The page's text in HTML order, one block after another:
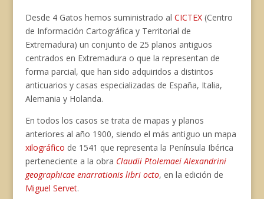
Desde 4 Gatos hemos suministrado al CICTEX(Centro
de Información Cartográfica y Territorial de
Extremadura) un conjunto de 25 planos antiguos
centrados en Extremadura o que la representan de
forma parcial, que han sido adquiridos a distintos
anticuarios y casas especializadas de España, Italia,
Alemania y Holanda.
En todos los casos se trata de mapas y planos
anteriores al año 1900, siendo el más antiguo un mapa
xilográfico de 1541 que representa la Península Ibérica
perteneciente a la obra Claudii Ptolemaei Alexandrini
geographicae enarrationis libri octo, en la edición de
Miguel Servet.